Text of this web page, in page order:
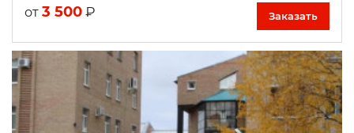
от 3 500 ₽ Заказать